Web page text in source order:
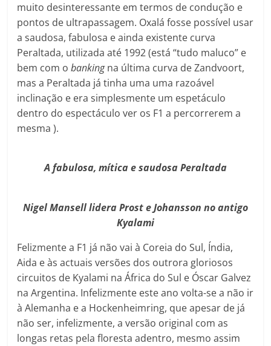
muito desinteressante em termos de condução e
pontos de ultrapassagem. Oxalá fosse possível usar
a saudosa, fabulosa e ainda existente curva
Peraltada, utilizada até 1992 (está “tudo maluco” e
bem com o bankingna última curva de Zandvoort,
mas a Peraltada já tinha uma uma razoável
inclinação e era simplesmente um espetáculo
dentro do espectáculo ver os F1 a percorrerem a
mesma ).
A fabulosa, mítica e saudosa Peraltada
Nigel Mansell lidera Prost e Johansson no antigo
Kyalami
Felizmente a F1 já não vai à Coreia do Sul, Índia,
Aida e às actuais versões dos outrora gloriosos
circuitos de Kyalami na África do Sul e Óscar Galvez
na Argentina. Infelizmente este ano volta-se a não ir
à Alemanha e a Hockenheimring, que apesar de já
não ser, infelizmente, a versão original com as
longas retas pela floresta adentro, mesmo assim